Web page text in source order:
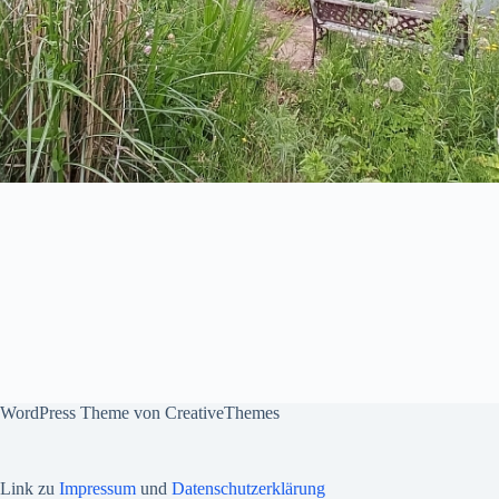
WordPress Theme von CreativeThemes
Link zu Impressum und Datenschutzerklärung